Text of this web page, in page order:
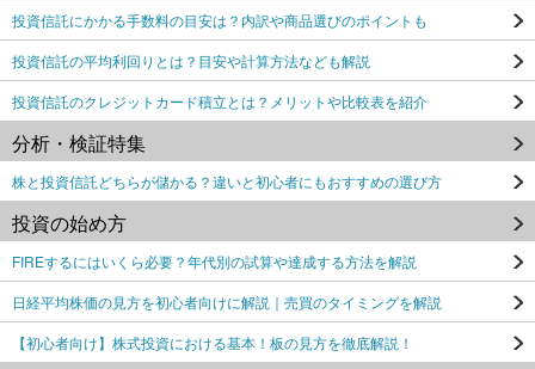
投資信託にかかる手数料の目安は？内訳や商品選びのポイントも
投資信託の平均利回りとは？目安や計算方法なども解説
投資信託のクレジットカード積立とは？メリットや比較表を紹介
分析・検証特集
株と投資信託どちらが儲かる？違いと初心者にもおすすめの選び方
投資の始め方
FIREするにはいくら必要？年代別の試算や達成する方法を解説
日経平均株価の見方を初心者向けに解説｜売買のタイミングを解説
【初心者向け】株式投資における基本！板の見方を徹底解説！